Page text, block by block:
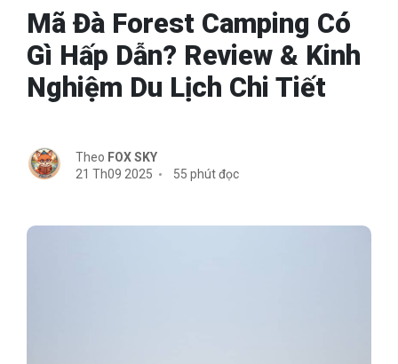
Mã Đà Forest Camping Có
Gì Hấp Dẫn? Review & Kinh
Nghiệm Du Lịch Chi Tiết
Theo FOX SKY
21 Th09 2025
55 phút đọc